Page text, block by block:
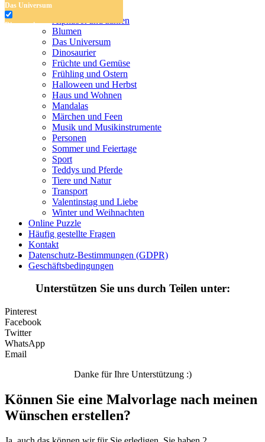
Das Universum
Dinosaurier
Früchte und Gemüse
Frühling und Ostern
Halloween und Herbst
Haus und Wohnen
Märchen und Feen
Musik und Musikinstrumente
Sommer und Feiertage
Teddys und Pferde
Tiere und Natur
Winter und Weihnachten
Nezaradené
Unkategorisiert
Malvorlagen für Kinder
Alphabet und zahlen
Blumen
Das Universum
Dinosaurier
Früchte und Gemüse
Frühling und Ostern
Halloween und Herbst
Haus und Wohnen
Mandalas
Märchen und Feen
Musik und Musikinstrumente
Personen
Sommer und Feiertage
Sport
Teddys und Pferde
Tiere und Natur
Transport
Valentinstag und Liebe
Winter und Weihnachten
Online Puzzle
Häufig gestellte Fragen
Kontakt
Datenschutz-Bestimmungen (GDPR)
Geschäftsbedingungen
Unterstützen Sie uns durch Teilen unter:
Pinterest
Facebook
Twitter
WhatsApp
Email
Danke für Ihre Unterstützung :)
Können Sie eine Malvorlage nach meinen
Wünschen erstellen?